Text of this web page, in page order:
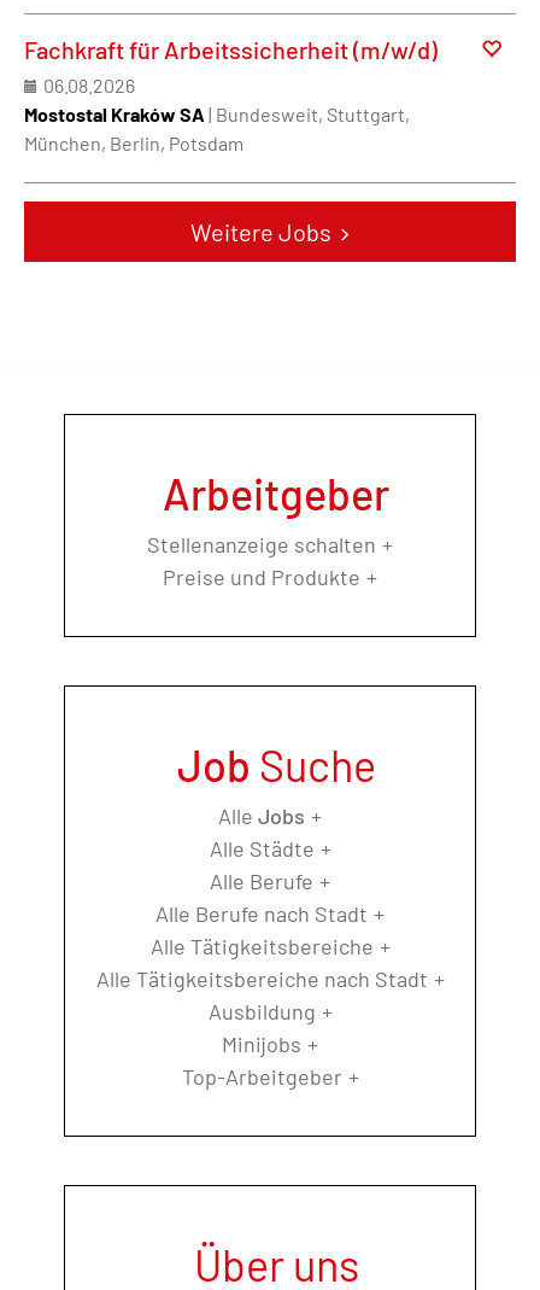
Fachkraft für Arbeitssicherheit (m/w/d)
06.08.2026
Mostostal Kraków SA | Bundesweit, Stuttgart,
München, Berlin, Potsdam
Weitere Jobs
Arbeitgeber
Stellenanzeige schalten
Preise und Produkte
Job Suche
Alle Jobs
Alle Städte
Alle Berufe
Alle Berufe nach Stadt
Alle Tätigkeitsbereiche
Alle Tätigkeitsbereiche nach Stadt
Ausbildung
Minijobs
Top-Arbeitgeber
Über uns